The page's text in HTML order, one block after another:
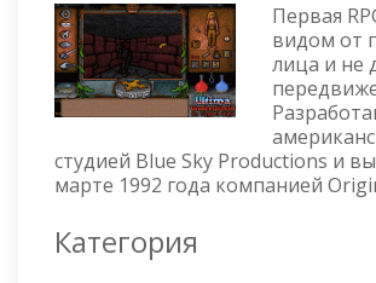
Первая
видом от
лица и не
студией Blue Sky Productions и
марте 1992 года компанией
Категория